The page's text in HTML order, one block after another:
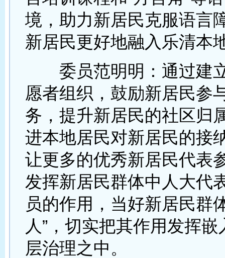
境，助力新居民克服语言
新居民更好地融入乐清本
委员范明明：通过建
愿者组织，鼓励新居民参
务，提升新居民的社区归
进本地居民对新居民的接
让更多的优秀新居民代表
发挥新居民群体中人大代
员的作用，当好新居民群
人”，切实把其作用发挥
层治理之中。